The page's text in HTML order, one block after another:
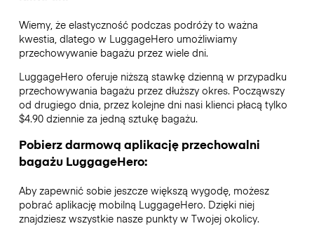
Wiemy, że elastyczność podczas podróży to ważna
kwestia, dlatego w LuggageHero umożliwiamy
przechowywanie bagażu przez wiele dni.
LuggageHero oferuje niższą stawkę dzienną w przypadku
przechowywania bagażu przez dłuższy okres. Począwszy
od drugiego dnia, przez kolejne dni nasi klienci płacą tylko
$4.90 dziennie za jedną sztukę bagażu.
Pobierz darmową aplikację przechowalni
bagażu LuggageHero:
Aby zapewnić sobie jeszcze większą wygodę, możesz
pobrać aplikację mobilną LuggageHero. Dzięki niej
znajdziesz wszystkie nasze punkty w Twojej okolicy.